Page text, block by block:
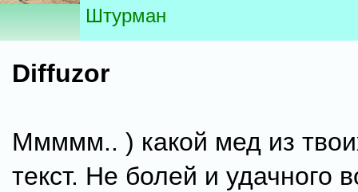
Штурман
Diffuzor
Ммммм.. ) какой мед из
текст. Не болей и удачного